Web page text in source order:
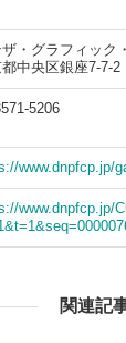
・グラフィック
中央区銀座7-7-2
5206
www.dnpfcp.jp/
www.dnpfcp.jp/
関連記